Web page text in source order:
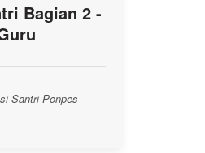
Bagian 2 -
Santri Ponpes